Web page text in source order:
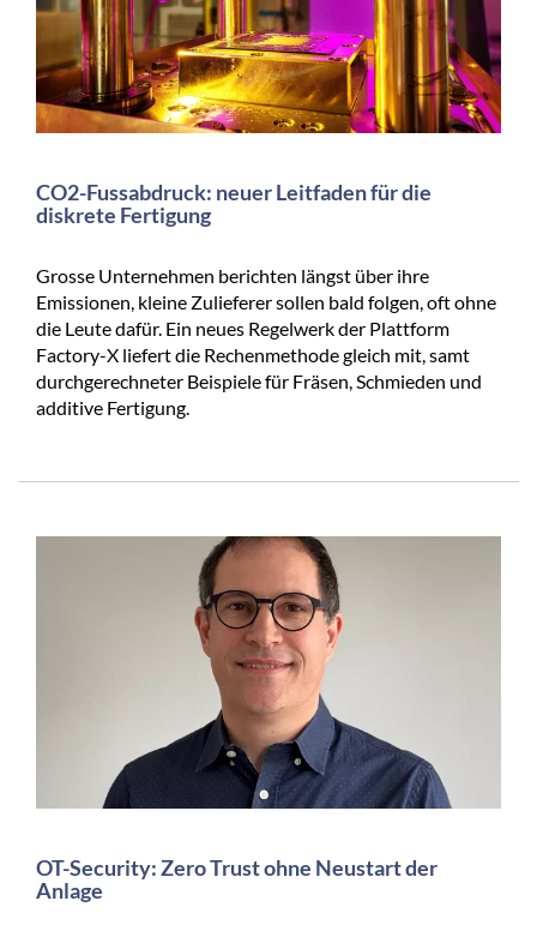
CO2-Fussabdruck: neuer Leitfaden für die
diskrete Fertigung
Grosse Unternehmen berichten längst über ihre
Emissionen, kleine Zulieferer sollen bald folgen, oft ohne
die Leute dafür. Ein neues Regelwerk der Plattform
Factory-X liefert die Rechenmethode gleich mit, samt
durchgerechneter Beispiele für Fräsen, Schmieden und
additive Fertigung.
OT-Security: Zero Trust ohne Neustart der
Anlage